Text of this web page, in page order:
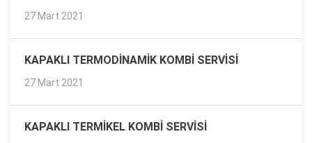
27 Mart 2021
KAPAKLI TERMODINAMIK KOMBI SERVISI
27 Mart 2021
KAPAKLI TERMIKEL KOMBI SERVISI